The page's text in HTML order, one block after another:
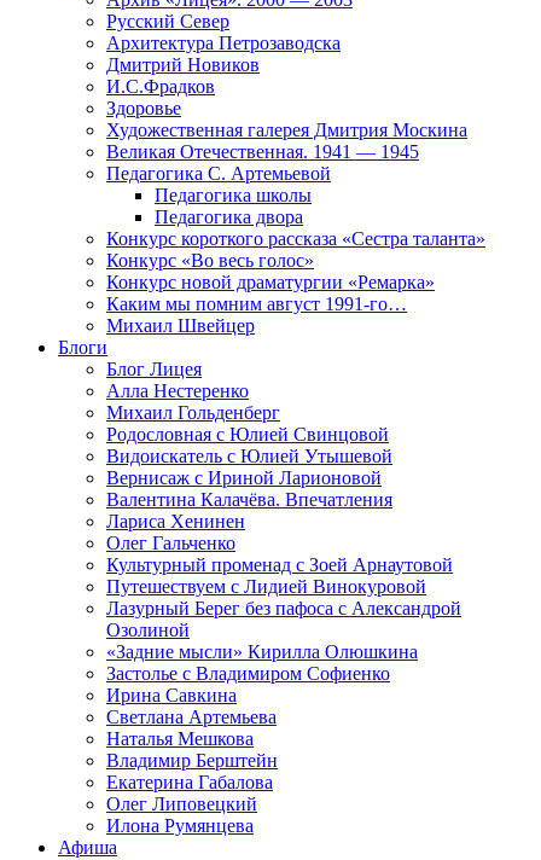
Русский Север
Архитектура Петрозаводска
Дмитрий Новиков
И.С.Фрадков
Здоровье
Художественная галерея Дмитрия Москина
Великая Отечественная. 1941 — 1945
Педагогика С. Артемьевой
Педагогика школы
Педагогика двора
Конкурс короткого рассказа «Сестра таланта»
Конкурс «Во весь голос»
Конкурс новой драматургии «Ремарка»
Каким мы помним август 1991-го…
Михаил Швейцер
Блоги
Блог Лицея
Алла Нестеренко
Михаил Гольденберг
Родословная с Юлией Свинцовой
Видоискатель с Юлией Утышевой
Вернисаж с Ириной Ларионовой
Валентина Калачёва. Впечатления
Лариса Хенинен
Олег Гальченко
Культурный променад с Зоей Арнаутовой
Путешествуем с Лидией Винокуровой
Лазурный Берег без пафоса с Александрой
Озолиной
«Задние мысли» Кирилла Олюшкина
Застолье с Владимиром Софиенко
Ирина Савкина
Светлана Артемьева
Наталья Мешкова
Владимир Берштейн
Екатерина Габалова
Олег Липовецкий
Илона Румянцева
Афиша